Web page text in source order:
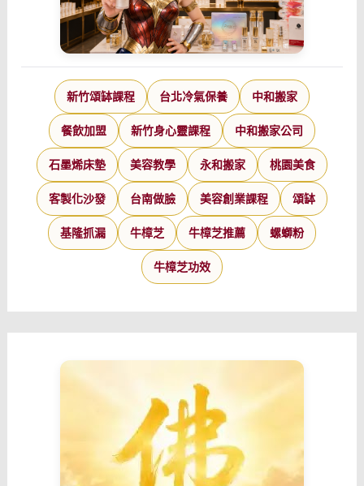
新竹頌缽課程 台北冷氣保養 中和搬家
餐飲加盟 新竹身心靈課程 中和搬家公司
石墨烯床墊 美容教學 永和搬家 桃園美食
客製化沙發 台南做臉 美容創業課程 頌缽
基隆抓漏 牛樟芝 牛樟芝推薦 螺螄粉
牛樟芝功效